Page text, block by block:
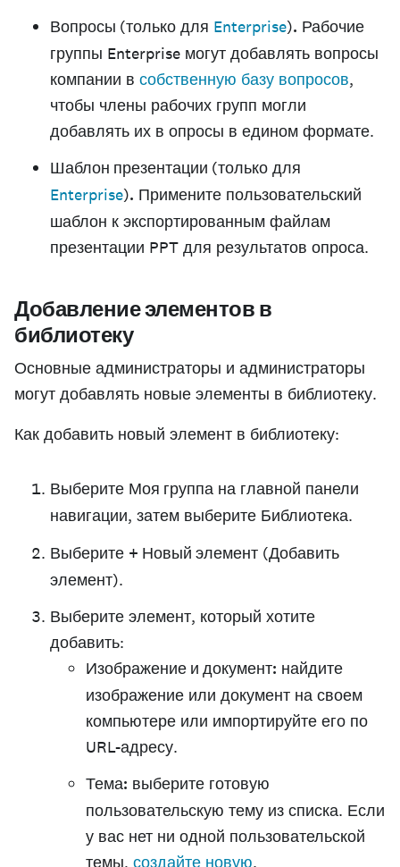
Вопросы (только для Enterprise). Рабочие
группы Enterprise могут добавлять вопросы
компании в собственную базу вопросов,
чтобы члены рабочих групп могли
добавлять их в опросы в едином формате.
Шаблон презентации (только для
Enterprise). Примените пользовательский
шаблон к экспортированным файлам
презентации PPT для результатов опроса.
Добавление элементов в
библиотеку
Основные администраторы и администраторы
могут добавлять новые элементы в библиотеку.
Как добавить новый элемент в библиотеку:
Выберите Моя группа на главной панели
навигации, затем выберите Библиотека.
Выберите + Новый элемент (Добавить
элемент).
Выберите элемент, который хотите
добавить:
Изображение и документ: найдите
изображение или документ на своем
компьютере или импортируйте его по
URL-адресу.
Тема: выберите готовую
пользовательскую тему из списка. Если
у вас нет ни одной пользовательской
темы, создайте новую.